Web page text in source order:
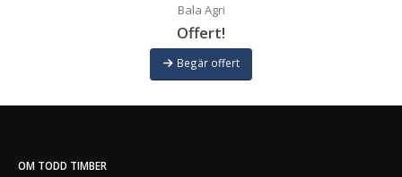
Bala Agri
Offert!
Begär offert
OM TODD TIMBER